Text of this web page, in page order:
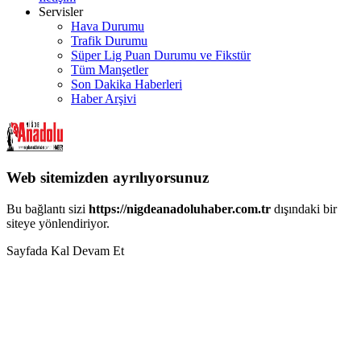
Servisler
Hava Durumu
Trafik Durumu
Süper Lig Puan Durumu ve Fikstür
Tüm Manşetler
Son Dakika Haberleri
Haber Arşivi
Web sitemizden ayrılıyorsunuz
Bu bağlantı sizi https://nigdeanadoluhaber.com.tr dışındaki bir
siteye yönlendiriyor.
Sayfada Kal Devam Et